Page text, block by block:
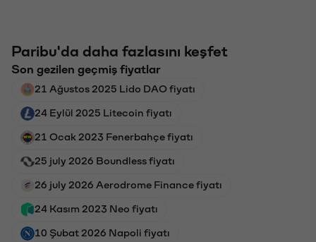
Paribu'da daha fazlasını keşfet
Son gezilen geçmiş fiyatlar
21 Ağustos 2025 Lido DAO fiyatı
24 Eylül 2025 Litecoin fiyatı
21 Ocak 2023 Fenerbahçe fiyatı
25 july 2026 Boundless fiyatı
26 july 2026 Aerodrome Finance fiyatı
24 Kasım 2023 Neo fiyatı
10 Şubat 2026 Napoli fiyatı